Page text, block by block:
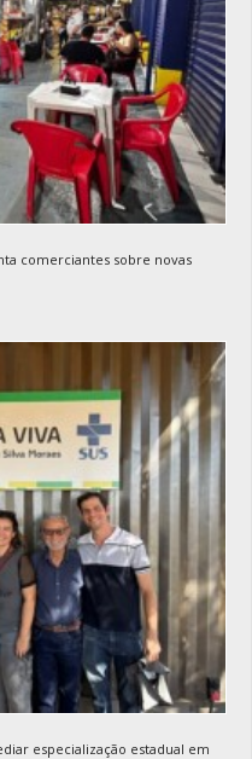
comerciantes sobre novas
especialização estadual em